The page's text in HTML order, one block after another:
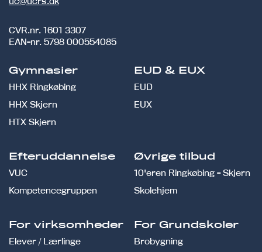
CVR.nr. 1601 3307
EAN-nr. 5798 000554085
Gymnasier
HHX Ringkøbing
HHX Skjern
HTX Skjern
EUD & EUX
EUD
EUX
Efteruddannelse
VUC
Kompetencegruppen
Øvrige tilbud
10'eren Ringkøbing - Skjern
Skolehjem
For virksomheder
Elever / Lærlinge
For Grundskoler
Brobygning